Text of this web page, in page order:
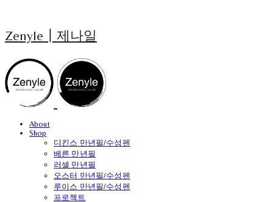
Zenyle┃제나일
About
Shop
디킨스 만년필/수성펜
베른 만년필
러셀 만년필
오스터 만년필/수성펜
루이스 만년필/수성펜
프로젝트